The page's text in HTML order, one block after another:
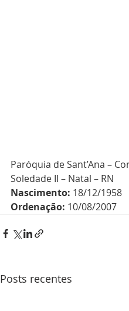
Paróquia de Sant’Ana –
Soledade II – Natal – RN
Nascimento: 18/12/1958
Ordenação: 10/08/2007
Posts recentes